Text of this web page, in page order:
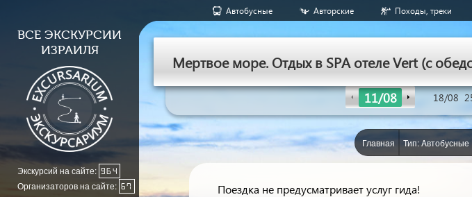
Aвтобусные Авторские Походы, треки
ВСЕ ЭКСКУРСИИ
ИЗРАИЛЯ
Экскурсий на сайте: 964
Организаторов на сайте: 67
Мертвое море. Отдых в SPA отеле Vert (c
11/08 18/08
Главная Тип: Aвтобусные
Поездка не предусматривает услуг гида!